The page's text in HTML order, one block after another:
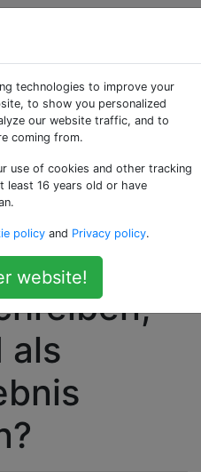
in Excel
und /
als
technologies to improve your
to show you personalized
our website traffic, and to
coming from.
use of cookies and other tracking
least 16 years old or have
policy and Privacy policy.
website!